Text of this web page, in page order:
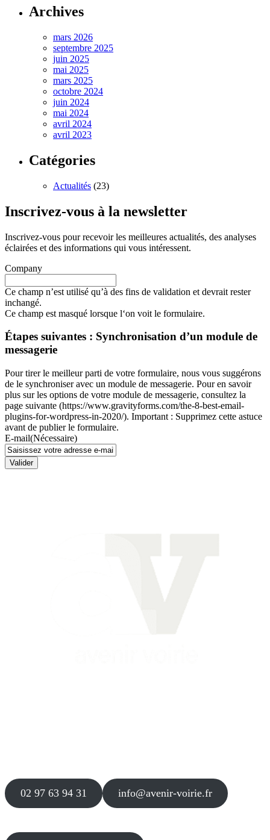
Archives
mars 2026
septembre 2025
juin 2025
mai 2025
mars 2025
octobre 2024
juin 2024
mai 2024
avril 2024
avril 2023
Catégories
Actualités (23)
Inscrivez-vous à la newsletter
Inscrivez-vous pour recevoir les meilleures actualités, des analyses
éclairées et des informations qui vous intéressent.
Company
Ce champ n’est utilisé qu’à des fins de validation et devrait rester
inchangé.
Ce champ est masqué lorsque l‘on voit le formulaire.
Étapes suivantes : Synchronisation d’un module de
messagerie
Pour tirer le meilleur parti de votre formulaire, nous vous suggérons
de le synchroniser avec un module de messagerie. Pour en savoir
plus sur les options de votre module de messagerie, consultez la
page suivante (https://www.gravityforms.com/the-8-best-email-
plugins-for-wordpress-in-2020/). Important : Supprimez cette astuce
avant de publier le formulaire.
E-mail(Nécessaire)
Valider
02 97 63 94 31 info@avenir-voirie.fr